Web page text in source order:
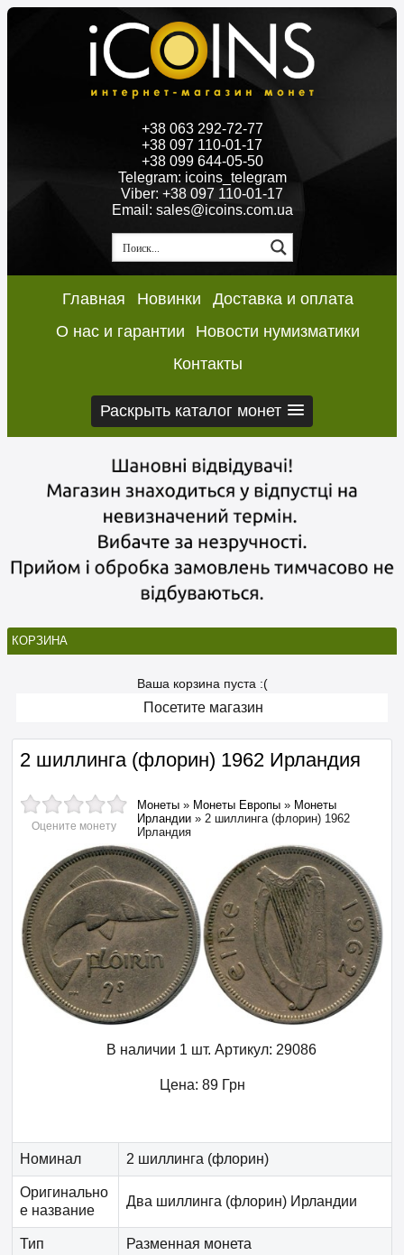
+38 063 292-72-77
+38 097 110-01-17
+38 099 644-05-50
Telegram: icoins_telegram
Viber: +38 097 110-01-17
Email: sales@icoins.com.ua
Главная Новинки
Доставка и оплата
О нас и гарантии
Новости нумизматики
Контакты
Раскрыть каталог монет
КОРЗИНА
Ваша корзина пуста :(
Посетите магазин
2 шиллинга (флорин) 1962 Ирландия
Оцените монету
Монеты » Монеты Европы » Монеты
Ирландии » 2 шиллинга (флорин) 1962
Ирландия
В наличии 1 шт. Артикул: 29086
Цена: 89 Грн
Номинал 2 шиллинга (флорин)
Оригинально
е название
Два шиллинга (флорин) Ирландии
Тип Разменная монета